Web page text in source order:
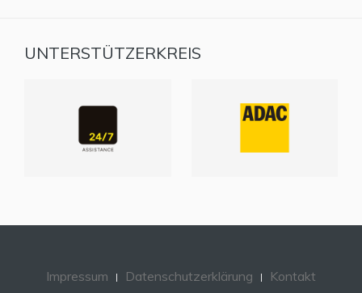
UNTERSTÜTZERKREIS
Impressum Datenschutzerklärung Kontakt